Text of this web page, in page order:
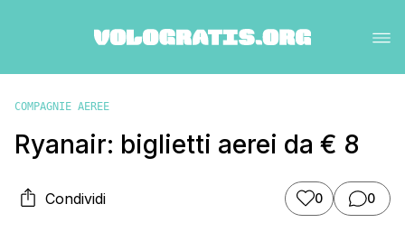
COMPAGNIE AEREE
Ryanair: biglietti aerei da € 8
Condividi 0 0